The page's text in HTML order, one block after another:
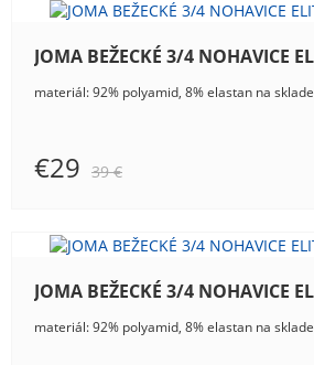
materiál: 92% polyamid, 8% elastan na sklade
€29 39 €
materiál: 92% polyamid, 8% elastan na sklade